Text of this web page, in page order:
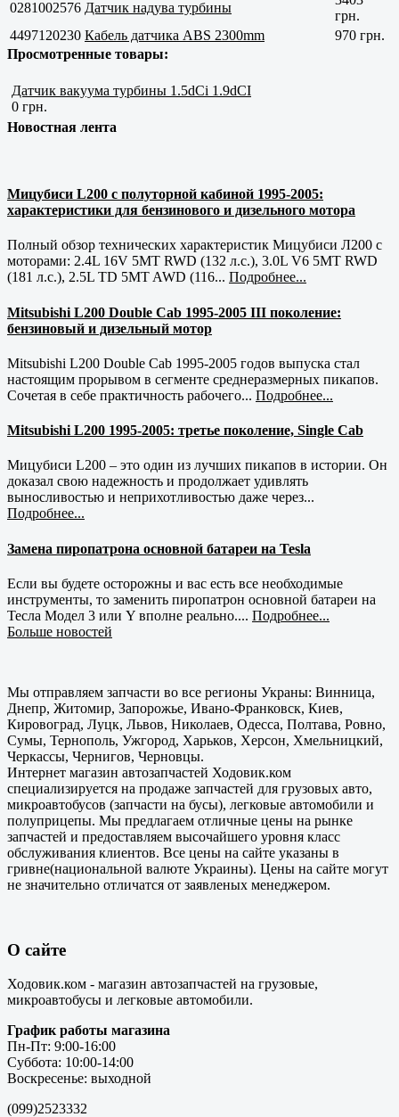
0281002576 Датчик надува турбины
грн.
4497120230 Кабель датчика ABS 2300mm
970 грн.
Просмотренные товары:
Датчик вакуума турбины 1.5dCi 1.9dCI
0 грн.
Новостная лента
Мицубиси L200 с полуторной кабиной 1995-2005:
характеристики для бензинового и дизельного мотора
Полный обзор технических характеристик Мицубиси Л200 с
моторами: 2.4L 16V 5MT RWD (132 л.с.), 3.0L V6 5MT RWD
(181 л.с.), 2.5L TD 5MT AWD (116... Подробнее...
Mitsubishi L200 Double Cab 1995-2005 III поколение:
бензиновый и дизельный мотор
Mitsubishi L200 Double Cab 1995-2005 годов выпуска стал
настоящим прорывом в сегменте среднеразмерных пикапов.
Сочетая в себе практичность рабочего... Подробнее...
Mitsubishi L200 1995-2005: третье поколение, Single Cab
Мицубиси L200 – это один из лучших пикапов в истории. Он
доказал свою надежность и продолжает удивлять
выносливостью и неприхотливостью даже через...
Подробнее...
Замена пиропатрона основной батареи на Tesla
Если вы будете осторожны и вас есть все необходимые
инструменты, то заменить пиропатрон основной батареи на
Тесла Модел 3 или Y вполне реально.... Подробнее...
Больше новостей
Мы отправляем запчасти во все регионы Украны: Винница,
Днепр, Житомир, Запорожье, Ивано-Франковск, Киев,
Кировоград, Луцк, Львов, Николаев, Одесса, Полтава, Ровно,
Сумы, Тернополь, Ужгород, Харьков, Херсон, Хмельницкий,
Черкассы, Чернигов, Черновцы.
Интернет магазин автозапчастей Ходовик.ком
специализируется на продаже запчастей для грузовых авто,
микроавтобусов (запчасти на бусы), легковые автомобили и
полуприцепы. Мы предлагаем отличные цены на рынке
запчастей и предоставляем высочайшего уровня класс
обслуживания клиентов. Все цены на сайте указаны в
гривне(национальной валюте Украины). Цены на сайте могут
не значительно отличатся от заявленых менеджером.
О сайте
Ходовик.ком - магазин автозапчастей на грузовые,
микроавтобусы и легковые автомобили.
График работы магазина
Пн-Пт: 9:00-16:00
Суббота: 10:00-14:00
Воскресенье: выходной
(099)2523332